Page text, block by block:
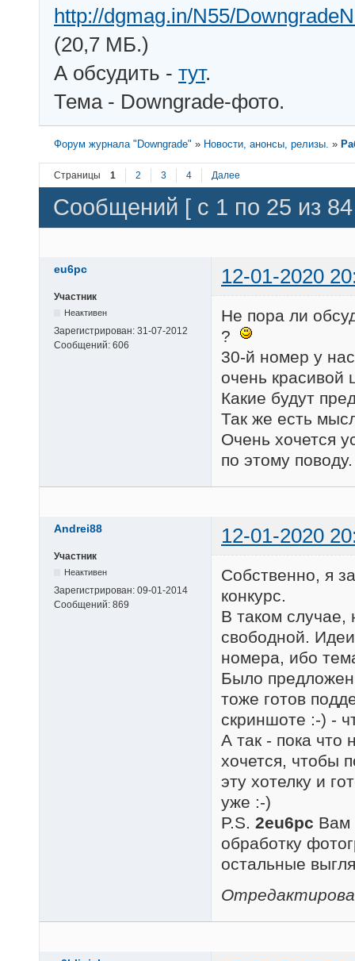
http://dgmag.in/N55/
(20,7 МБ.)
А обсудить - тут.
Тема - Downgrade-фото.
Форум журнала "Downgrade" » Новости, анонсы, релизы. »
Страницы 1 2 3 4 Далее
Сообщений [ с 1 по 25 из
eu6pc 12-01-2020
Участник
Неактивен
Зарегистрирован: 31-07-2012
Сообщений: 606
Не пора ли
?
30-й номер у
очень красивой
Какие будут
Так же есть
Очень хочется
по этому поводу.
Andrei88 12-01-2020
Участник
Неактивен
Зарегистрирован: 09-01-2014
Сообщений: 869
Собственно, я
конкурс.
В таком случае,
свободной.
номера, ибо
Было
тоже готов
скриншоте :-) -
А так - пока что
хочется, чтобы
эту хотелку и
уже :-)
P.S. 2eu6pc Вам
обработку
остальные